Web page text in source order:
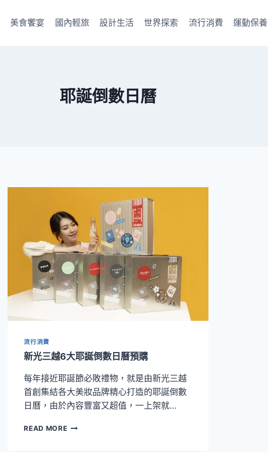
美食饗宴 國內輕旅 設計生活 世界探索 流行消費 運動保養
耶誕倒數日曆
流行消費
新光三越6大耶誕倒數日曆預購
每年接近耶誕節必敗禮物，就是由新光三越
首創集結各大美妝品牌精心打造的耶誕倒數
日曆，由於內容豐富又超值，一上架就…
READ MORE新